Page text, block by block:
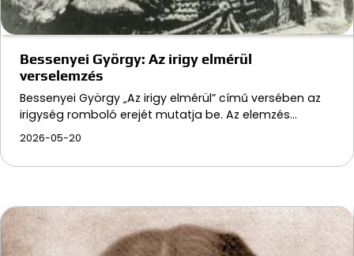
Bessenyei György: Az irigy elmérül
verselemzés
Bessenyei György „Az irigy elmérül” című versében az
irigység romboló erejét mutatja be. Az elemzés…
2026-05-20